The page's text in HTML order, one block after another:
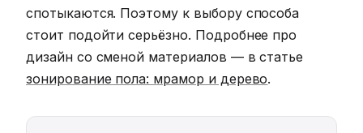
спотыкаются. Поэтому к выбору способа
стоит подойти серьёзно. Подробнее про
дизайн со сменой материалов — в статье
зонирование пола: мрамор и дерево.